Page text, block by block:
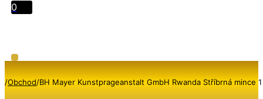
0
/Obchod/BH Mayer Kunstprageanstalt GmbH Rwanda Stříbrná mince